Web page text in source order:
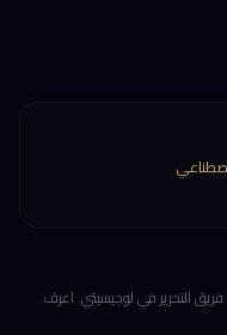
التحرير في لوجيسيتي. اعرف